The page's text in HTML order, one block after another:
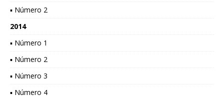
▪ Número 2
2014
▪ Número 1
▪ Número 2
▪ Número 3
▪ Número 4